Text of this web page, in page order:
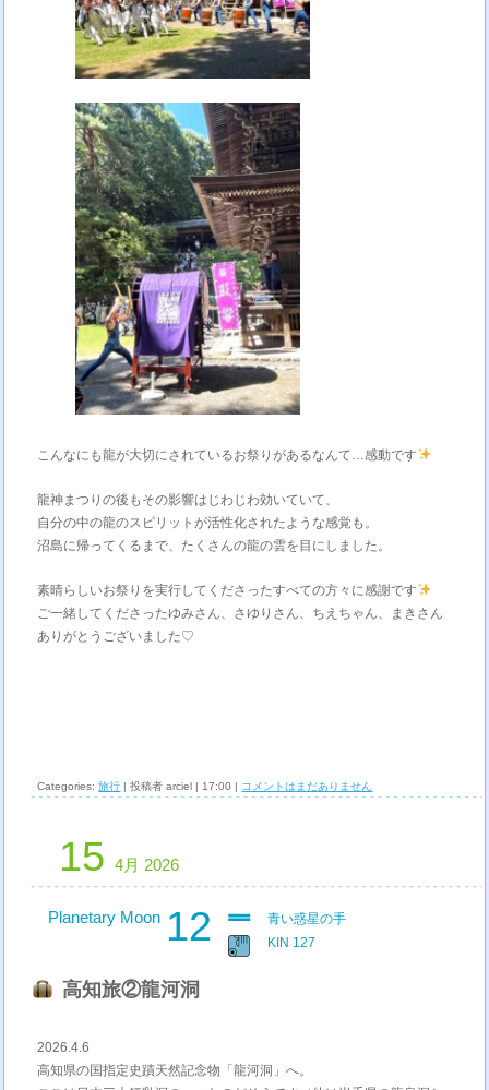
こんなにも龍が大切にされているお祭りがあるなんて…感動です
龍神まつりの後もその影響はじわじわ効いていて、
自分の中の龍のスピリットが活性化されたような感覚も。
沼島に帰ってくるまで、たくさんの龍の雲を目にしました。
素晴らしいお祭りを実行してくださったすべての方々に感謝です
ご一緒してくださったゆみさん、さゆりさん、ちえちゃん、まきさん
ありがとうございました♡
Categories:旅行 | 投稿者 arciel | 17:00 | コメントはまだありません
15 4月 2026
Planetary Moon 12
青い惑星の手
KIN 127
高知旅②龍河洞
2026.4.6
高知県の国指定史蹟天然記念物「龍河洞」へ。